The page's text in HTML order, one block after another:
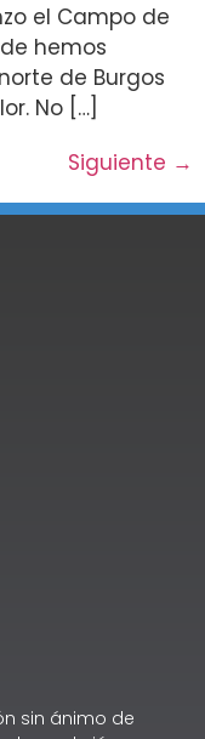
el Campo de
hemos
de Burgos
No […]
Siguiente →
sin ánimo de